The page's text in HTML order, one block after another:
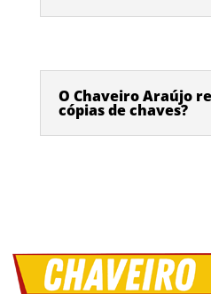
O Chaveiro Araújo
cópias de chaves?